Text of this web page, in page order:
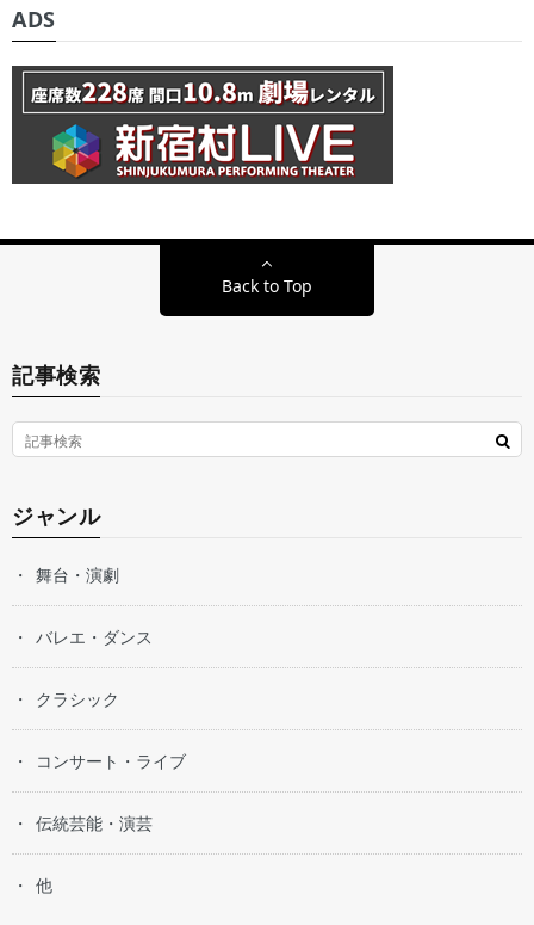
ADS
Back to Top
記事検索
ジャンル
舞台・演劇
バレエ・ダンス
クラシック
コンサート・ライブ
伝統芸能・演芸
他